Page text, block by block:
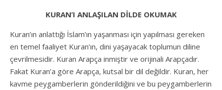
KURAN’I ANLAŞILAN DİLDE OKUMAK
Kuran’ın anlattığı İslam’ın yaşanması için yapılması gereken
en temel faaliyet Kuran’ın, dini yaşayacak toplumun diline
çevrilmesidir. Kuran Arapça inmiştir ve orijinali Arapçadır.
Fakat Kuran’a göre Arapça, kutsal bir dil değildir. Kuran, her
kavme peygamberlerin gönderildiğini ve bu peygamberlerin